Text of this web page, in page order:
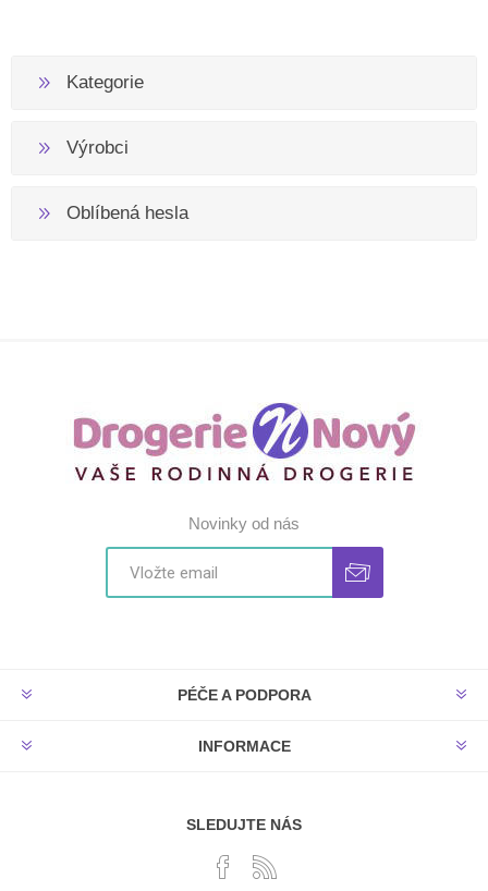
Kategorie
Výrobci
Oblíbená hesla
Novinky od nás
PÉČE A PODPORA
INFORMACE
SLEDUJTE NÁS